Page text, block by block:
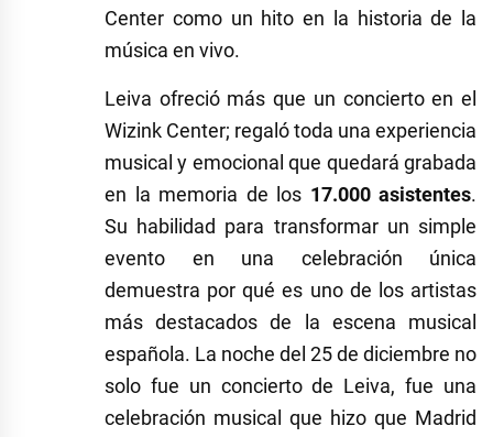
Center como un hito en la historia de la
música en vivo.
Leiva ofreció más que un concierto en el
Wizink Center; regaló toda una experiencia
musical y emocional que quedará grabada
en la memoria de los 17.000 asistentes.
Su habilidad para transformar un simple
evento en una celebración única
demuestra por qué es uno de los artistas
más destacados de la escena musical
española. La noche del 25 de diciembre no
solo fue un concierto de Leiva, fue una
celebración musical que hizo que Madrid